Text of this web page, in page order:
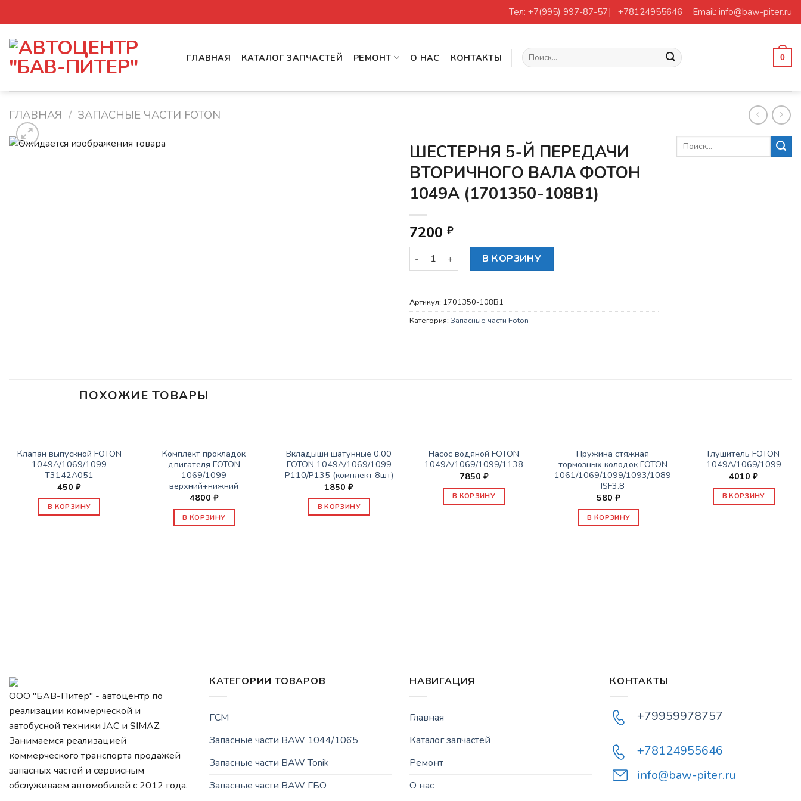
to
content
Тел: +7(995) 997-87-57 +78124955646 Email: info@baw-piter.ru
ГЛАВНАЯ КАТАЛОГ ЗАПЧАСТЕЙ РЕМОНТ О НАС КОНТАКТЫ Искать: 0
ГЛАВНАЯ / ЗАПАСНЫЕ ЧАСТИ FOTON
ШЕСТЕРНЯ 5-Й ПЕРЕДАЧИ
ВТОРИЧНОГО ВАЛА ФОТОН
1049A (1701350-108B1)
7200 ₽
Количество товара ШЕСТЕРНЯ 5-Й ПЕРЕДАЧИ ВТОРИЧНОГО ВАЛА ФОТОН 1049A
В КОРЗИНУ
Артикул: 1701350-108B1
Категория: Запасные части Foton
ПОХОЖИЕ ТОВАРЫ
Клапан выпускной FOTON
1049А/1069/1099
Т3142А051
450₽
В КОРЗИНУ
Комплект прокладок
двигателя FOTON
1069/1099
верхний+нижний
4800 ₽
В КОРЗИНУ
Вкладыши шатунные 0.00
FOTON 1049А/1069/1099
P110/P135 (комплект 8шт)
1850₽
В КОРЗИНУ
Насос водяной FOTON
1049А/1069/1099/1138
7850 ₽
В КОРЗИНУ
Пружина стяжная
тормозных колодок FOTON
1061/1069/1099/1093/1089
ISF3.8
580₽
В КОРЗИНУ
Глушитель FOTON
1049A/1069/1099
4010₽
В КОРЗИНУ
ООО "БАВ-Питер" - автоцентр по
реализации коммерческой и
автобусной техники JAC и SIMAZ.
Занимаемся реализацией
коммерческого транспорта продажей
запасных частей и сервисным
обслуживаем автомобилей c 2012 года.
КАТЕГОРИИ ТОВАРОВ
ГСМ
Запасные части BAW 1044/1065
Запасные части BAW Tonik
Запасные части BAW ГБО
НАВИГАЦИЯ
Главная
Каталог запчастей
Ремонт
О нас
КОНТАКТЫ
+79959978757
+78124955646
info@baw-piter.ru